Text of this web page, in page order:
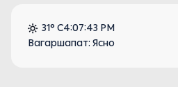
31° C4:07:43 PM
Вагаршапат: Ясно